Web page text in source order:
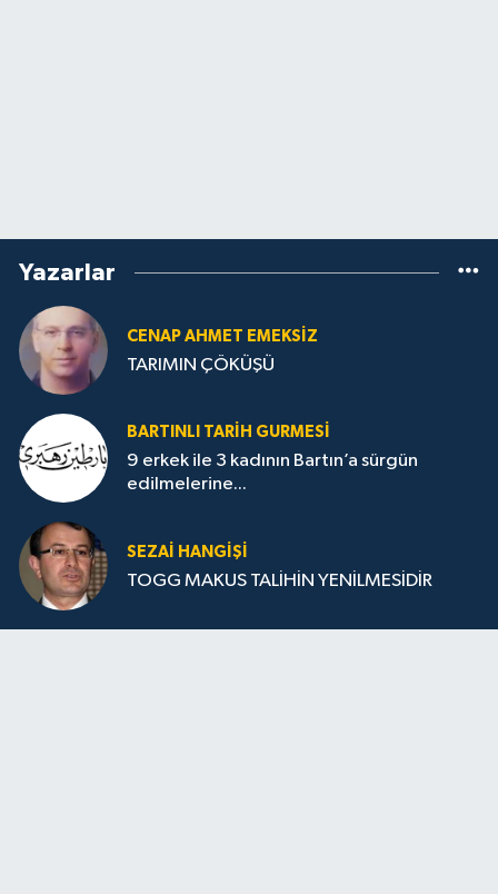
Yazarlar
CENAP AHMET EMEKSİZ
TARIMIN ÇÖKÜŞÜ
BARTINLI TARIH GURMESI
9 erkek ile 3 kadının Bartın’a sürgün
edilmelerine...
SEZAI HANGİŞİ
TOGG MAKUS TALİHİN YENİLMESİDİR